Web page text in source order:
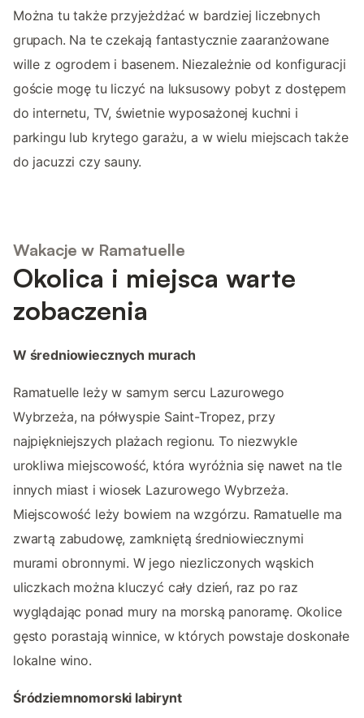
Można tu także przyjeżdżać w bardziej liczebnych
grupach. Na te czekają fantastycznie zaaranżowane
wille z ogrodem i basenem. Niezależnie od konfiguracji
goście mogę tu liczyć na luksusowy pobyt z dostępem
do internetu, TV, świetnie wyposażonej kuchni i
parkingu lub krytego garażu, a w wielu miejscach także
do jacuzzi czy sauny.
Wakacje w Ramatuelle
Okolica i miejsca warte
zobaczenia
W średniowiecznych murach
Ramatuelle leży w samym sercu Lazurowego
Wybrzeża, na półwyspie Saint-Tropez, przy
najpiękniejszych plażach regionu. To niezwykle
urokliwa miejscowość, która wyróżnia się nawet na tle
innych miast i wiosek Lazurowego Wybrzeża.
Miejscowość leży bowiem na wzgórzu. Ramatuelle ma
zwartą zabudowę, zamkniętą średniowiecznymi
murami obronnymi. W jego niezliczonych wąskich
uliczkach można kluczyć cały dzień, raz po raz
wyglądając ponad mury na morską panoramę. Okolice
gęsto porastają winnice, w których powstaje doskonałe
lokalne wino.
Śródziemnomorski labirynt